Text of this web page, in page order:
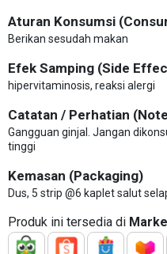
Aturan Konsumsi
Berikan sesudah makan
Efek Samping (Side
hipervitaminosis, reaksi alergi
Catatan / Perhatian
Gangguan ginjal. Jangan
tinggi
Kemasan (Packaging)
Dus, 5 strip @6 kaplet salut
Produk ini tersedia di